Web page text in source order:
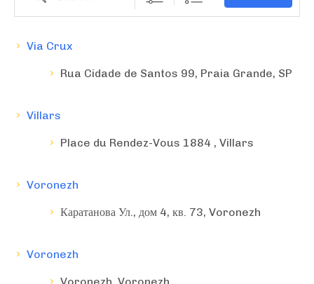
Via Crux
Rua Cidade de Santos 99, Praia Grande, SP
Villars
Place du Rendez-Vous 1884 , Villars
Voronezh
Каратанова Ул., дом 4, кв. 73, Voronezh
Voronezh